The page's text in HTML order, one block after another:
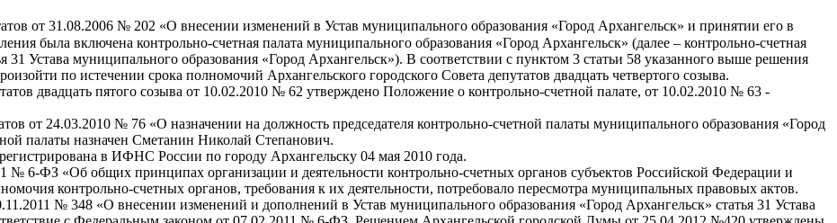
от 31.08.2006 № 202 «О внесении изменений в Устав муниципального образования «Город Архангельск» и принятии его в
была включена контрольно-счетная палата муниципального образования «Город Архангельск» (далее – контрольно-счетная
31 Устава муниципального образования «Город Архангельск»). В соответствии с пунктом 3 статьи 58 указанного выше решения
по истечении срока полномочий Архангельского городского Совета депутатов двадцать четвертого созыва.
двадцать пятого созыва от 10.02.2010 № 62 утверждено Положение о контрольно-счетной палате, от 10.02.2010 № 63 -
24.03.2010 № 76 «О назначении на должность председателя контрольно-счетной палаты муниципального образования «Город
палаты назначен Сметанин Николай Степанович.
в ИФНС России по городу Архангельску 04 мая 2010 года.
ФЗ «Об общих принципах организации и деятельности контрольно-счетных органов субъектов Российской Федерации и
контрольно-счетных органов, требования к их деятельности, потребовало пересмотра муниципальных правовых актов.
№ 348 «О внесении изменений и дополнений в Устав муниципального образования «Город Архангельск» статья 31 Устава